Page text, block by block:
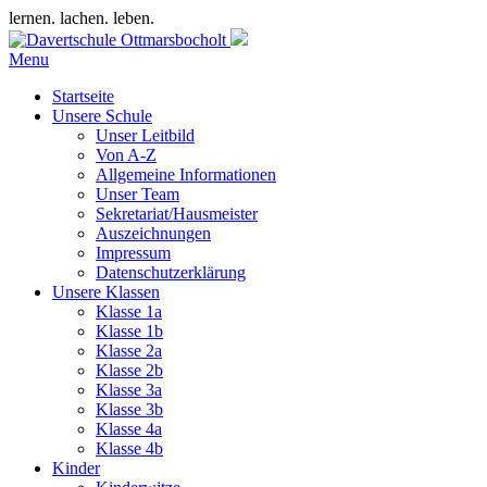
lernen. lachen. leben.
Menu
Startseite
Unsere Schule
Unser Leitbild
Von A-Z
Allgemeine Informationen
Unser Team
Sekretariat/Hausmeister
Auszeichnungen
Impressum
Datenschutzerklärung
Unsere Klassen
Klasse 1a
Klasse 1b
Klasse 2a
Klasse 2b
Klasse 3a
Klasse 3b
Klasse 4a
Klasse 4b
Kinder